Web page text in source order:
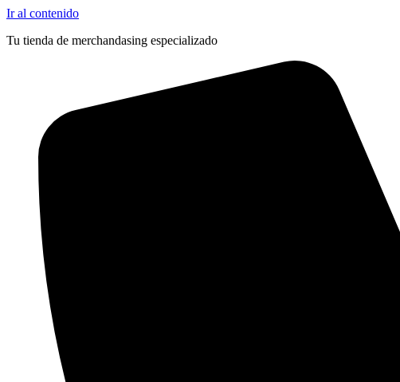
Ir al contenido
Tu tienda de merchandasing especializado